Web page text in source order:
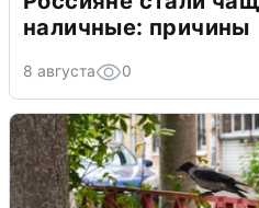
наличные: причины
8 августа 0